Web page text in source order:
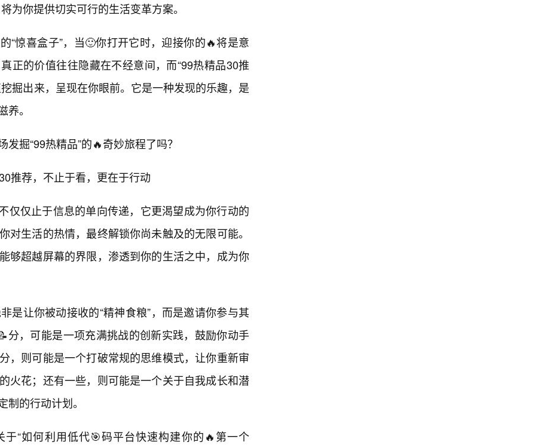
为你提供切实可行的生活变革方案。
“惊喜盒子”，当🙂你打开它时，迎接你的🔥将是意
正的价值往往隐藏在不经意间，而“99热精品30推
掘出来，呈现在你眼前。它是一种发现的乐趣，是
。
掘“99热精品”的🔥奇妙旅程了吗？
推荐，不止于看，更在于行动
仅仅止于信息的单向传递，它更渴望成为你行动的
对生活的热情，最终解锁你尚未触及的无限可能。
够超越屏幕的界限，渗透到你的生活之中，成为你
是让你被动接收的“精神食粮”，而是邀请你参与其
分，可能是一项充满挑战的创新实践，鼓励你动手
，则可能是一个打破常规的思维模式，让你重新审
火花；还有一些，则可能是一个关于自我成长和潜
的行动计划。
“如何利用低代🎯码平台快速构建你的🔥第一个